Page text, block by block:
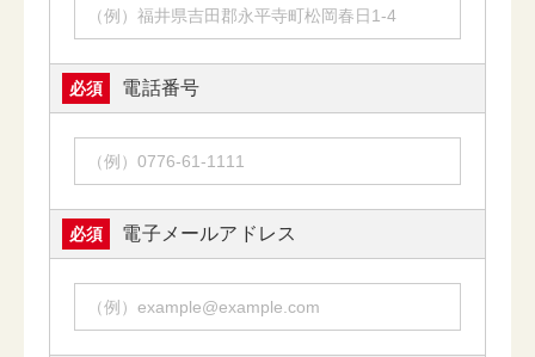
必須 電話番号
必須 電子メールアドレス